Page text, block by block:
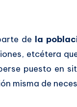
de la
etcétera
puesto en
misma de